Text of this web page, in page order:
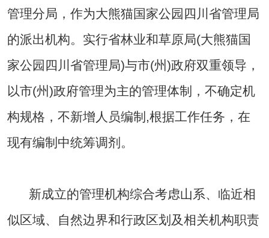
管理分局，作为大熊猫国家公园四川省管理局
的派出机构。实行省林业和草原局(大熊猫国
家公园四川省管理局)与市(州)政府双重领导，
以市(州)政府管理为主的管理体制，不确定机
构规格，不新增人员编制,根据工作任务，在
现有编制中统筹调剂。
新成立的管理机构综合考虑山系、临近相
似区域、自然边界和行政区划及相关机构职责